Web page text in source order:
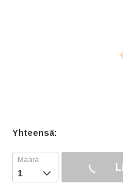
Yhteensä:
